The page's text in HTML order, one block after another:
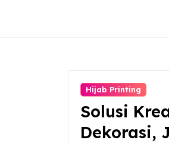
Hijab Printing
Solusi
Dekorasi,